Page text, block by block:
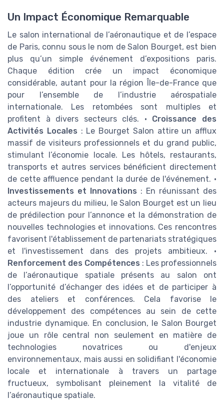
Un Impact Économique Remarquable
Le salon international de l’aéronautique et de l’espace
de Paris, connu sous le nom de Salon Bourget, est bien
plus qu’un simple événement d’expositions paris.
Chaque édition crée un impact économique
considérable, autant pour la région Île-de-France que
pour l’ensemble de l’industrie aérospatiale
internationale. Les retombées sont multiples et
profitent à divers secteurs clés. • Croissance des
Activités Locales : Le Bourget Salon attire un afflux
massif de visiteurs professionnels et du grand public,
stimulant l’économie locale. Les hôtels, restaurants,
transports et autres services bénéficient directement
de cette affluence pendant la durée de l'événement. •
Investissements et Innovations : En réunissant des
acteurs majeurs du milieu, le Salon Bourget est un lieu
de prédilection pour l’annonce et la démonstration de
nouvelles technologies et innovations. Ces rencontres
favorisent l'établissement de partenariats stratégiques
et l'investissement dans des projets ambitieux. •
Renforcement des Compétences : Les professionnels
de l’aéronautique spatiale présents au salon ont
l’opportunité d’échanger des idées et de participer à
des ateliers et conférences. Cela favorise le
développement des compétences au sein de cette
industrie dynamique. En conclusion, le Salon Bourget
joue un rôle central non seulement en matière de
technologies novatrices ou d'enjeux
environnementaux, mais aussi en solidifiant l'économie
locale et internationale à travers un partage
fructueux, symbolisant pleinement la vitalité de
l’aéronautique spatiale.